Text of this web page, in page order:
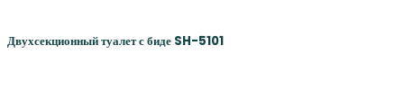
Двухсекционный туалет с биде SH-5101